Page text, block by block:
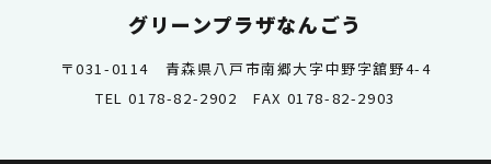
グリーンプラザなんごう
〒031-0114 青森県八戸市南郷大字中野字舘野4-4
TEL 0178-82-2902 FAX 0178-82-2903